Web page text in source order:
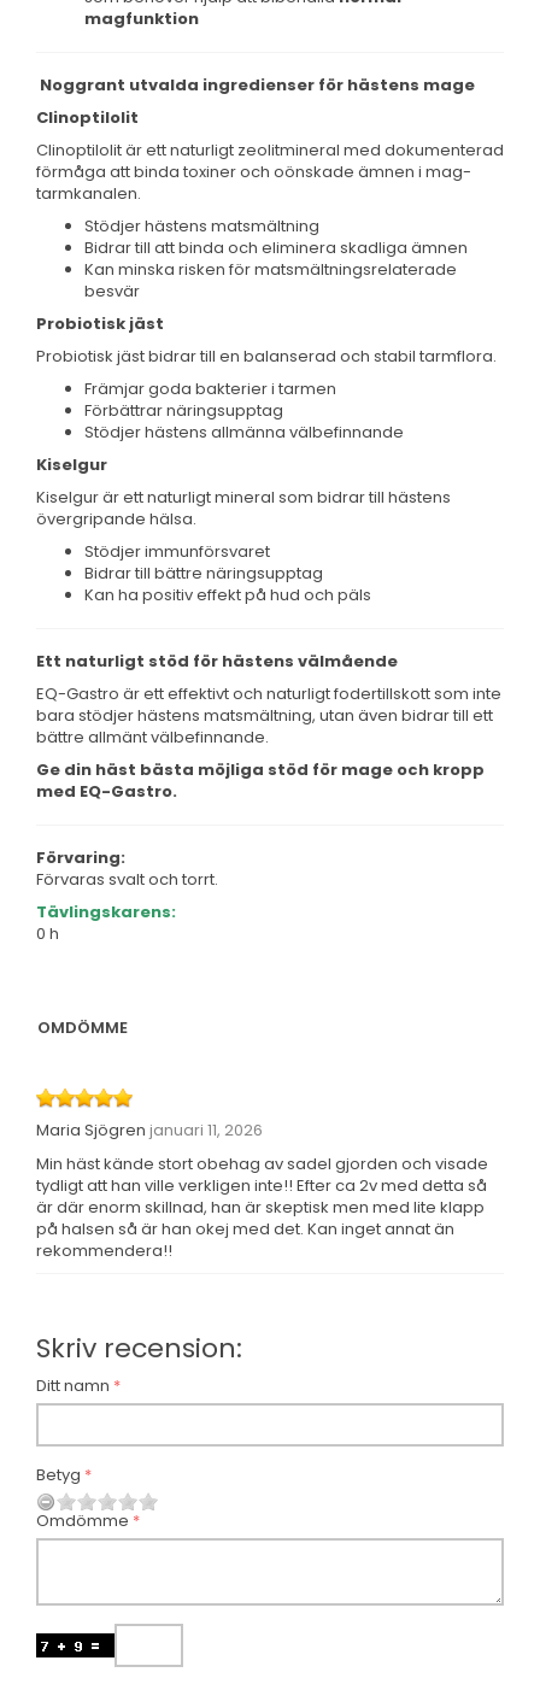
magfunktion
Noggrant utvalda ingredienser för hästens mage
Clinoptilolit
Clinoptilolit är ett naturligt zeolitmineral med dokumenterad
förmåga att binda toxiner och oönskade ämnen i mag-
tarmkanalen.
Stödjer hästens matsmältning
Bidrar till att binda och eliminera skadliga ämnen
Kan minska risken för matsmältningsrelaterade
besvär
Probiotisk jäst
Probiotisk jäst bidrar till en balanserad och stabil tarmflora.
Främjar goda bakterier i tarmen
Förbättrar näringsupptag
Stödjer hästens allmänna välbefinnande
Kiselgur
Kiselgur är ett naturligt mineral som bidrar till hästens
övergripande hälsa.
Stödjer immunförsvaret
Bidrar till bättre näringsupptag
Kan ha positiv effekt på hud och päls
Ett naturligt stöd för hästens välmående
EQ-Gastro är ett effektivt och naturligt fodertillskott som inte
bara stödjer hästens matsmältning, utan även bidrar till ett
bättre allmänt välbefinnande.
Ge din häst bästa möjliga stöd för mage och kropp
med EQ-Gastro.
Förvaring:
Förvaras svalt och torrt.
Tävlingskarens:
0 h
OMDÖMME
Maria Sjögren januari 11, 2026
Min häst kände stort obehag av sadel gjorden och visade
tydligt att han ville verkligen inte!! Efter ca 2v med detta så
är där enorm skillnad, han är skeptisk men med lite klapp
på halsen så är han okej med det. Kan inget annat än
rekommendera!!
Skriv recension:
Ditt namn
Betyg
Omdömme